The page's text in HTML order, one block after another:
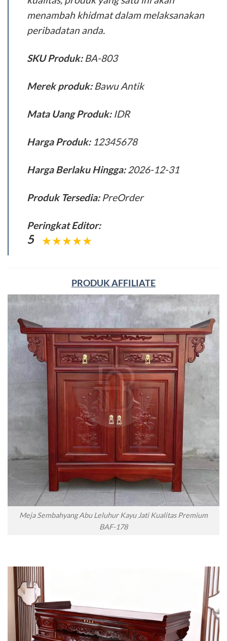
menambah khidmat dalam melaksanakan
peribadatan anda.
SKU Produk: BA-803
Merek produk: Bawu Antik
Mata Uang Produk: IDR
Harga Produk: 12345678
Harga Berlaku Hingga:2026-12-31
Produk Tersedia: PreOrder
Peringkat Editor:
5
PRODUK AFFILIATE
Meja Sembahyang Abu Leluhur Kayu Jati Kualitas Premium
BAF-178